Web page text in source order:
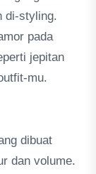
di-styling.
pada
jepitan
mu.
dibuat
dan volume.